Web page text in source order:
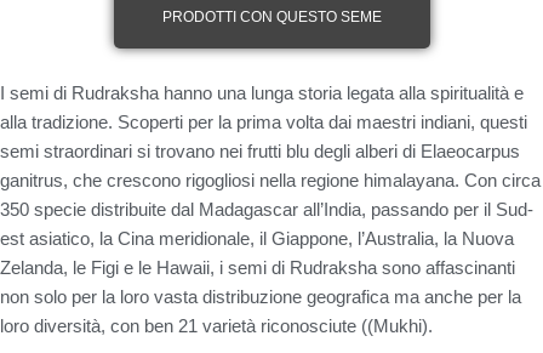
PRODOTTI CON QUESTO SEME
I semi di Rudraksha hanno una lunga storia legata alla spiritualità e
alla tradizione. Scoperti per la prima volta dai maestri indiani, questi
semi straordinari si trovano nei frutti blu degli alberi di Elaeocarpus
ganitrus, che crescono rigogliosi nella regione himalayana. Con circa
350 specie distribuite dal Madagascar all’India, passando per il Sud-
est asiatico, la Cina meridionale, il Giappone, l’Australia, la Nuova
Zelanda, le Figi e le Hawaii, i semi di Rudraksha sono affascinanti
non solo per la loro vasta distribuzione geografica ma anche per la
loro diversità, con ben 21 varietà riconosciute ((Mukhi).